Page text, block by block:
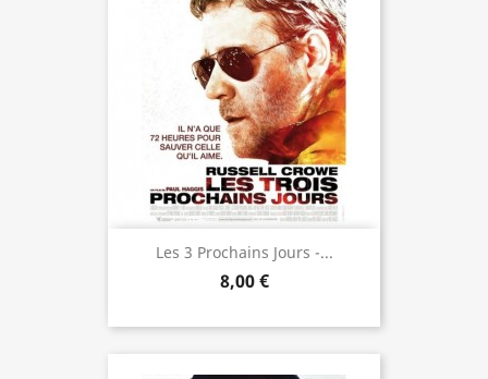
Les 3 Prochains Jours -...
8,00 €